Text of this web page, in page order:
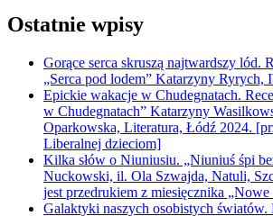
Ostatnie wpisy
Gorące serca skruszą najtwardszy lód.
„Serca pod lodem” Katarzyny Ryrych,
Epickie wakacje w Chudegnatach.
w Chudegnatach” Katarzyny
Oparkowska, Literatura, Łódź 2024.
Liberalnej dzieciom]
Kilka słów o Niuniusiu. „Niuniuś śpi
Nuckowski, il. Ola Szwajda, Natuli,
jest przedrukiem z miesięcznika
Galaktyki naszych osobistych światów.